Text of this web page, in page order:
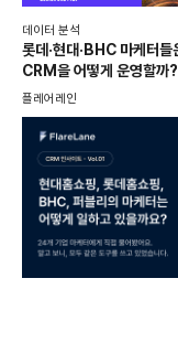
데이터 분석
롯데·현대·BHC 마케터들
CRM을 어떻게 운영할까?
24개사가 직접 답한 마케
플레어레인